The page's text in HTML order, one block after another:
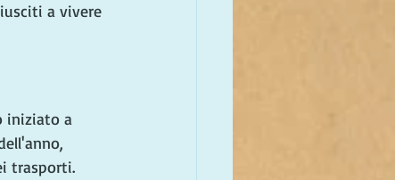
a vivere
iniziato a
trasporti.